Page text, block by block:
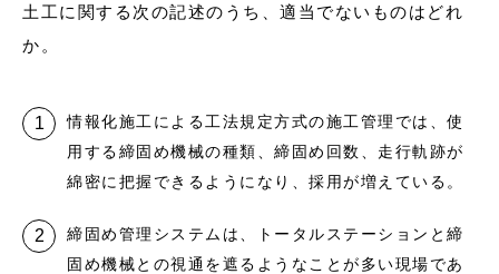
土工に関する次の記述のうち、適当でないものはどれ
か。
情報化施工による工法規定方式の施工管理では、使
用する締固め機械の種類、締固め回数、走行軌跡が
綿密に把握できるようになり、採用が増えている。
締固め管理システムは、トータルステーションと締
固め機械との視通を遮るようなことが多い現場であ